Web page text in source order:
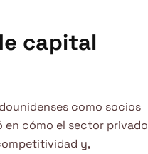
capital
como socios
en cómo el sector privado
y,